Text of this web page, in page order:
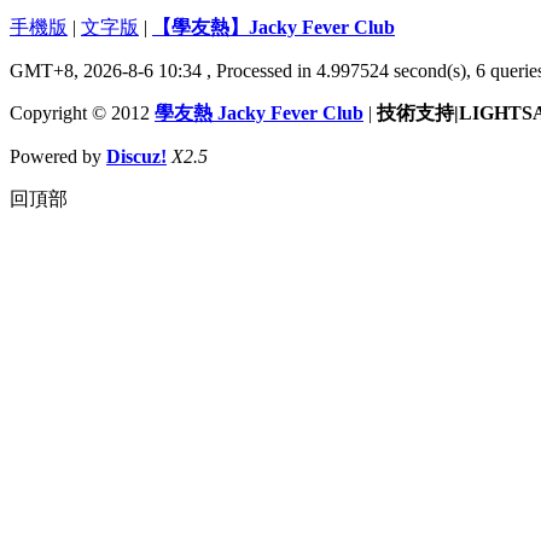
手機版 | 文字版 | 【學友熱】Jacky Fever Club
GMT+8, 2026-8-6 10:34 , Processed in 4.997524 second(s), 6
Copyright © 2012 學友熱 Jacky Fever Club | 技術支持
Powered by Discuz! X2.5
回頂部